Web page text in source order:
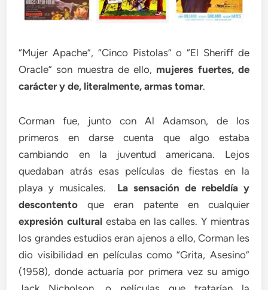
“Mujer Apache”, “Cinco Pistolas” o “El Sheriff de
Oracle” son muestra de ello, mujeres fuertes, de
carácter y de, literalmente, armas tomar.
Corman fue, junto con Al Adamson, de los
primeros en darse cuenta que algo estaba
cambiando en la juventud americana. Lejos
quedaban atrás esas películas de fiestas en la
playa y musicales. La sensación de rebeldía y
descontentoque eran patente en cualquier
expresión culturalestaba en las calles. Y mientras
los grandes estudios eran ajenos a ello, Corman les
dio visibilidad en películas como “Grita, Asesino”
(1958), donde actuaría por primera vez su amigo